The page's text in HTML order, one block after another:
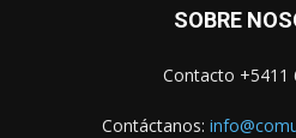
SOBRE
Contacto +5411
Contáctanos: